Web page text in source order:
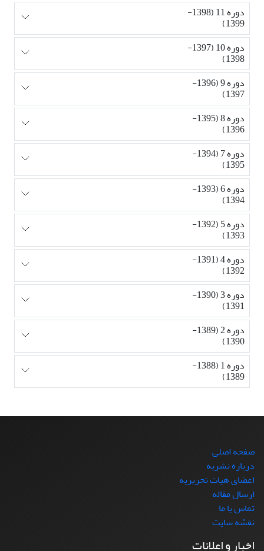
دوره 11 (1398-
1399)
دوره 10 (1397-
1398)
دوره 9 (1396-
1397)
دوره 8 (1395-
1396)
دوره 7 (1394-
1395)
دوره 6 (1393-
1394)
دوره 5 (1392-
1393)
دوره 4 (1391-
1392)
دوره 3 (1390-
1391)
دوره 2 (1389-
1390)
دوره 1 (1388-
1389)
صفحه اصلی
درباره نشریه
اعضای هیات تحریریه
ارسال مقاله
تماس با ما
نقشه سایت
اخبار و اعلانات